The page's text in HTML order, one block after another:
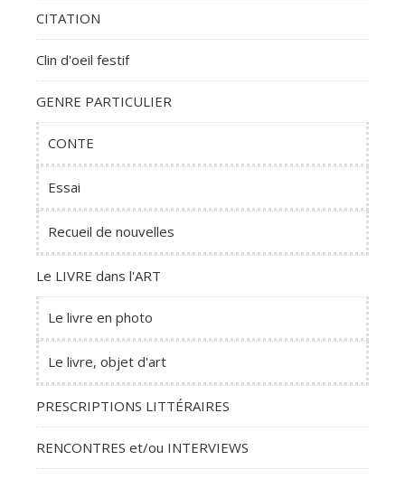
CITATION
Clin d'oeil festif
GENRE PARTICULIER
CONTE
Essai
Recueil de nouvelles
Le LIVRE dans l'ART
Le livre en photo
Le livre, objet d'art
PRESCRIPTIONS LITTÉRAIRES
RENCONTRES et/ou INTERVIEWS